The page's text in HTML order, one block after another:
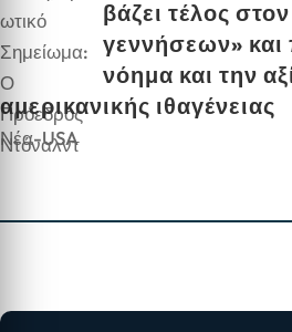
βάζει τέλος
γεννήσεων» και
νόημα και την
αμερικανικής ιθαγένειας
Νέα-USA